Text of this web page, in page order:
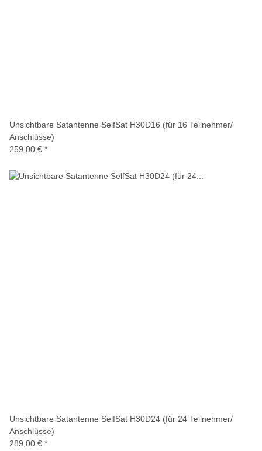
Unsichtbare Satantenne SelfSat H30D16 (für 16 Teilnehmer/
Anschlüsse)
259,00 € *
Unsichtbare Satantenne SelfSat H30D24 (für 24 Teilnehmer/
Anschlüsse)
289,00 € *